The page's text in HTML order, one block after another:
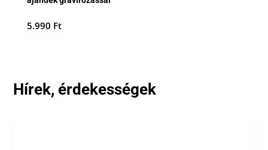
5.990 Ft
Hírek, érdekességek